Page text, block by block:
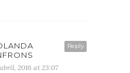
Reply
2016 at 23:07